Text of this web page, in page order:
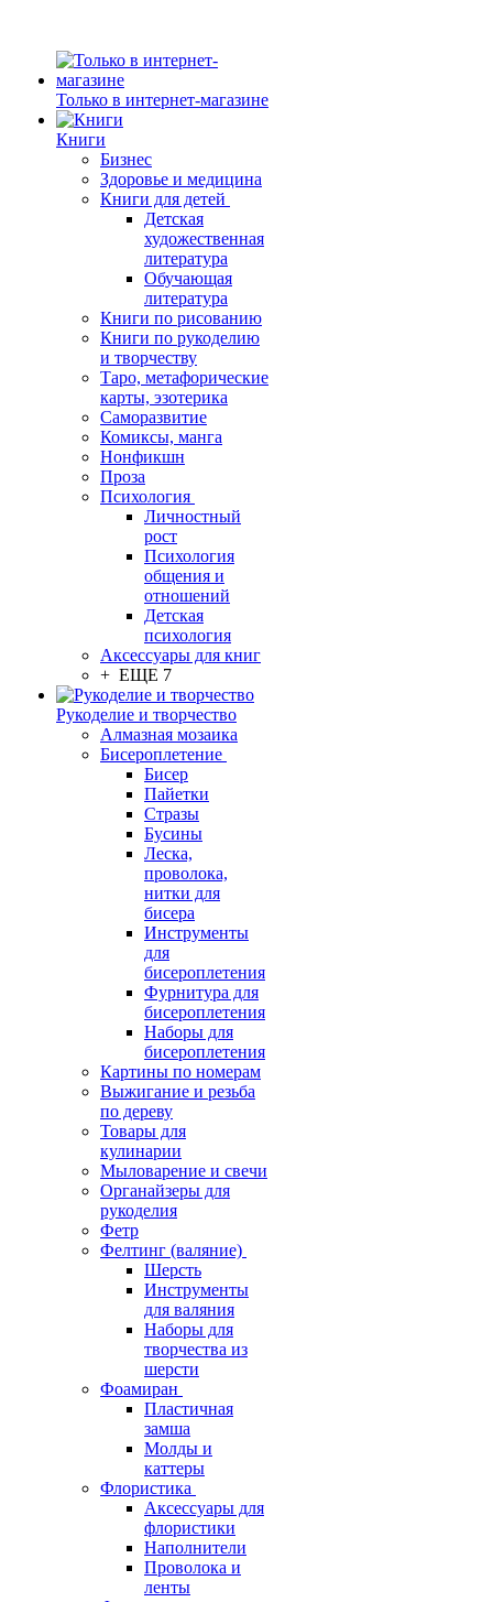
Только в интернет-магазине
Книги
Бизнес
Здоровье и медицина
Книги для детей
Детская
художественная
литература
Обучающая
литература
Книги по рисованию
Книги по рукоделию
и творчеству
Таро, метафорические
карты, эзотерика
Саморазвитие
Комиксы, манга
Нонфикшн
Проза
Психология
Личностный
рост
Психология
общения и
отношений
Детская
психология
Аксессуары для книг
+ ЕЩЕ 7
Рукоделие и творчество
Алмазная мозаика
Бисероплетение
Бисер
Пайетки
Стразы
Бусины
Леска,
проволока,
нитки для
бисера
Инструменты
для
бисероплетения
Фурнитура для
бисероплетения
Наборы для
бисероплетения
Картины по номерам
Выжигание и резьба
по дереву
Товары для
кулинарии
Мыловарение и свечи
Органайзеры для
рукоделия
Фетр
Фелтинг (валяние)
Шерсть
Инструменты
для валяния
Наборы для
творчества из
шерсти
Фоамиран
Пластичная
замша
Молды и
каттеры
Флористика
Аксессуары для
флористики
Наполнители
Проволока и
ленты